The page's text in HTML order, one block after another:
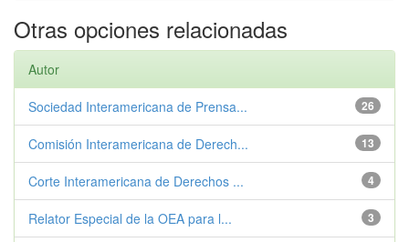
Otras opciones relacionadas
Autor
26
Sociedad Interamericana de Prensa...
13
Comisión Interamericana de Derech...
4
Corte Interamericana de Derechos ...
3
Relator Especial de la OEA para l...